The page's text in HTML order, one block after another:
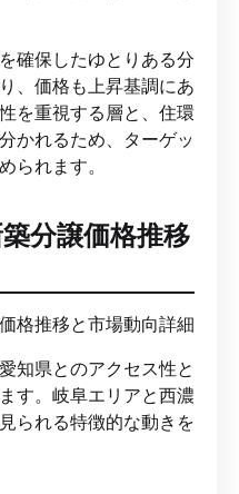
確保したゆとりある分
、価格も上昇基調にあ
を重視する層と、住環
かれるため、ターゲッ
られます。
分譲価格推移
知県とのアクセス性と
す。岐阜エリアと西濃
られる特徴的な動きを